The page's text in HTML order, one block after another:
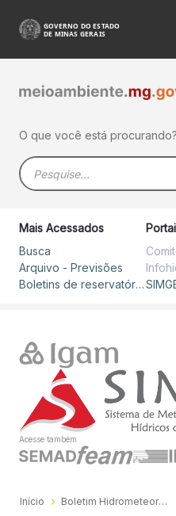
Pular para o Conteúdo
Boletim
O que você está procurando?
Barra de busca
Mais Acessados
Busca
Arquivo - Previsões
Boletins de reservatórios
Acesse também
Início Boletim Hidrometeorológico